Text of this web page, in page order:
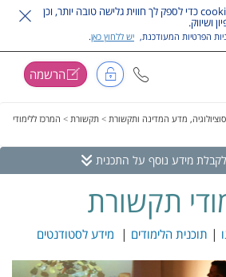
האתר עושה שימוש ב-cookies כדי לספק לך חווית גלישה טובה יותר, וכן
ושיווק.
יש ללחוץ כאן.
הרשמה
סוציולוגיה, מדע המדינה ותקשורת > תקשורת > המרכז ללימודי
מידע נוסף על התכנית
תקשורת
| תוכנית הלימודים | מידע לסטודנטים